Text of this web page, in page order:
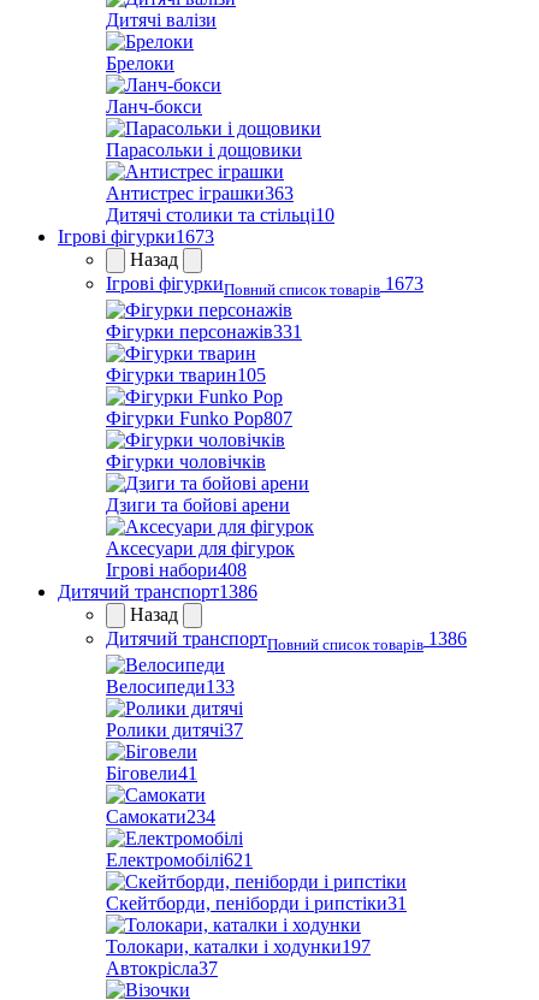
Дитячі валізи
Брелоки
Ланч-бокси
Парасольки і дощовики
Антистрес іграшки363
Дитячі столики та стільці10
Ігрові фігурки1673
Назад
Ігрові фігуркиПовний список товарів 1673
Фігурки персонажів331
Фігурки тварин105
Фігурки Funko Pop807
Фігурки чоловічків
Дзиги та бойові арени
Аксесуари для фігурок
Ігрові набори408
Дитячий транспорт1386
Назад
Дитячий транспортПовний список товарів 1386
Велосипеди133
Ролики дитячі37
Біговели41
Самокати234
Електромобілі621
Скейтборди, пеніборди і рипстіки31
Толокари, каталки і ходунки197
Автокрісла37